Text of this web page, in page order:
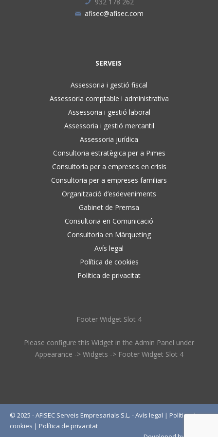
afisec@afisec.com
SERVEIS
Assessoria i gestió fiscal
Assessoria comptable i administrativa
Assessoria i gestió laboral
Assessoria i gestió mercantil
Assessoria jurídica
Consultoria estratègica per a Pimes
Consultoria per a empreses en crisis
Consultoria per a empreses familiars
Organització d’esdeveniments
Gabinet de Premsa
Consultoria en Comunicació
Consultoria en Màrqueting
Avís legal
Política de cookies
Política de privacitat
Footer Widget Slot 4
Please configure this Widget in the Admin Panel under
Appearance -> Widgets -> Footer Widget Slot 4
© 2025 - AFISEC Serveis Empresarials S.L. -Avís legal | Política de
cookies | Política de privacitat